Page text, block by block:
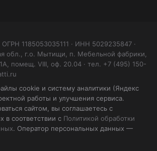
1185053035111 · ИНН 5029235847 ·
обл., г.о. Мытищи, п. Мебельной фабрики,
помещ. VIII, оф. 20.04 · тел. +7 (495) 150-
cookie и систему аналитики (Яндекс
работы и улучшения сервиса.
сайтом, вы соглашаетесь с
в соответствии с Политикой обработки
. Оператор персональных данных —